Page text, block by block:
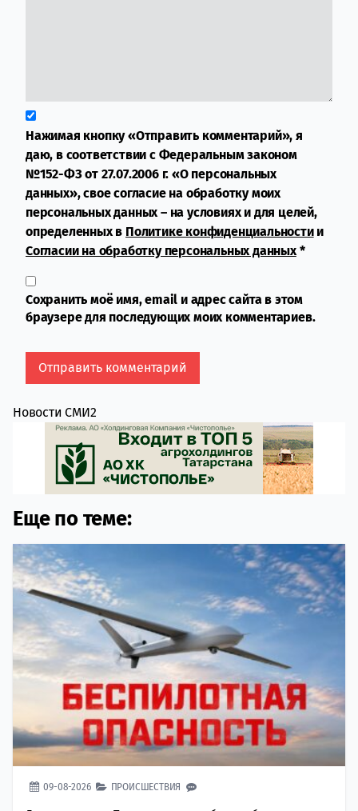
Нажимая кнопку «Отправить комментарий», я
даю, в соответствии с Федеральным законом
№152-ФЗ от 27.07.2006 г. «О персональных
данных», свое согласие на обработку моих
персональных данных – на условиях и для целей,
определенных в Политике конфиденциальностии
Согласии на обработку персональных данных*
Сохранить моё имя, email и адрес сайта в этом
браузере для последующих моих комментариев.
Новости СМИ2
Еще по теме:
09-08-2026 ПРОИСШЕСТВИЯ